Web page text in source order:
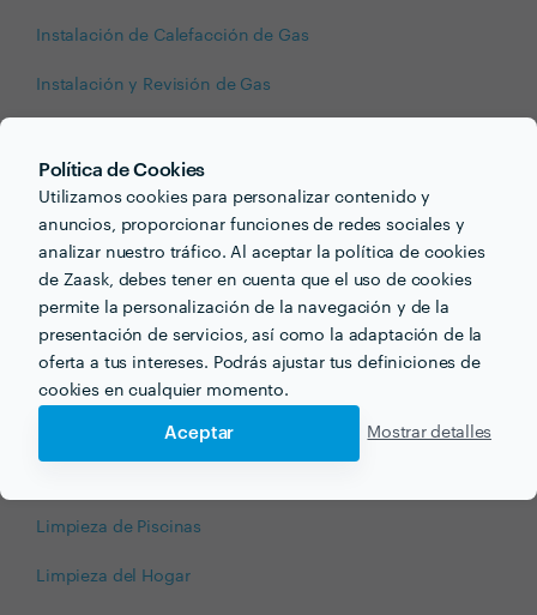
Política de Cookies
Utilizamos cookies para personalizar contenido y
anuncios, proporcionar funciones de redes sociales y
analizar nuestro tráfico. Al aceptar la política de cookies
de Zaask, debes tener en cuenta que el uso de cookies
permite la personalización de la navegación y de la
presentación de servicios, así como la adaptación de la
oferta a tus intereses. Podrás ajustar tus definiciones de
cookies en cualquier momento.
Aceptar Mostrar detalles
Instalación de Calefacción de Gas
Instalación y Revisión de Gas
Jardineros
Limpieza a Domicilio
Limpieza de Apartamento
Limpieza de Comunidad/Condominio
Limpieza de Cristales
Limpieza de Piscinas
Limpieza del Hogar